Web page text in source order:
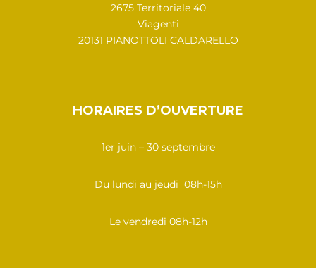
2675 Territoriale 40
Viagenti
20131 PIANOTTOLI CALDARELLO
HORAIRES D’OUVERTURE
1er juin – 30 septembre
Du lundi au jeudi 08h-15h
Le vendredi 08h-12h